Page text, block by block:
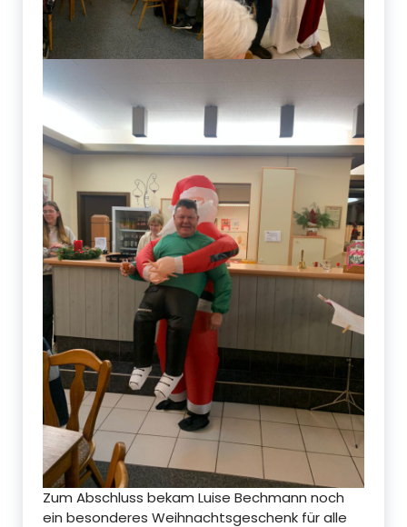
Zum Abschluss bekam Luise Bechmann noch
ein besonderes Weihnachtsgeschenk für alle